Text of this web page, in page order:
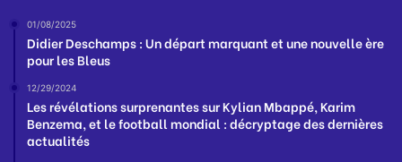
01/08/2025
Didier Deschamps : Un départ marquant et une nouvelle ère
pour les Bleus
12/29/2024
Les révélations surprenantes sur Kylian Mbappé, Karim
Benzema, et le football mondial : décryptage des dernières
actualités